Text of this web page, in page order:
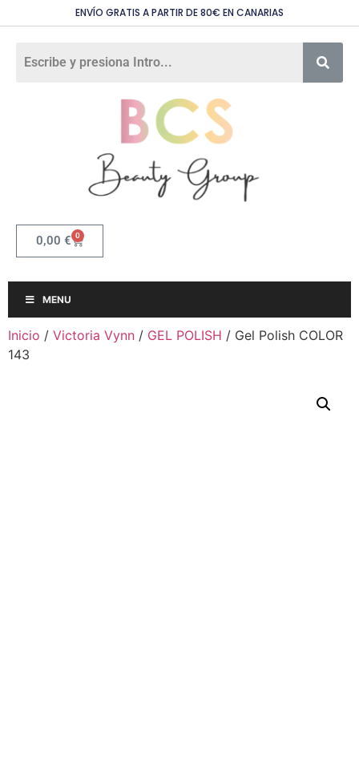
ENVÍO GRATIS A PARTIR DE 80€ EN CANARIAS
0,00 € 0
MENU
Inicio / Victoria Vynn / GEL POLISH / Gel Polish COLOR
143